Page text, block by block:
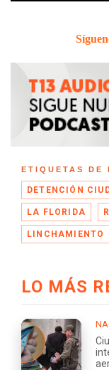
ETIQUETAS DE
DETENCIÓN
LA FLORIDA
LINCHAMIENTO
LO MÁS